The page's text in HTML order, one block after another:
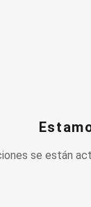
se están